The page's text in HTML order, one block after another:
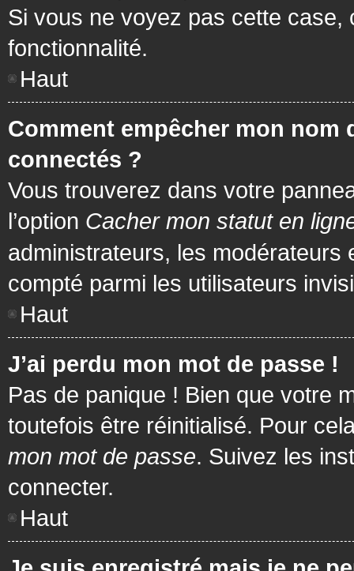
Si vous ne voyez pas cette case,
fonctionnalité.
Haut
Comment empêcher mon nom
connectés ?
Vous trouverez dans votre
l’option Cacher mon statut en
administrateurs, les
compté parmi les utilisateurs
Haut
J’ai perdu mon mot de passe !
Pas de panique ! Bien que votre
toutefois être réinitialisé. Pour
mon mot de passe. Suivez les
connecter.
Haut